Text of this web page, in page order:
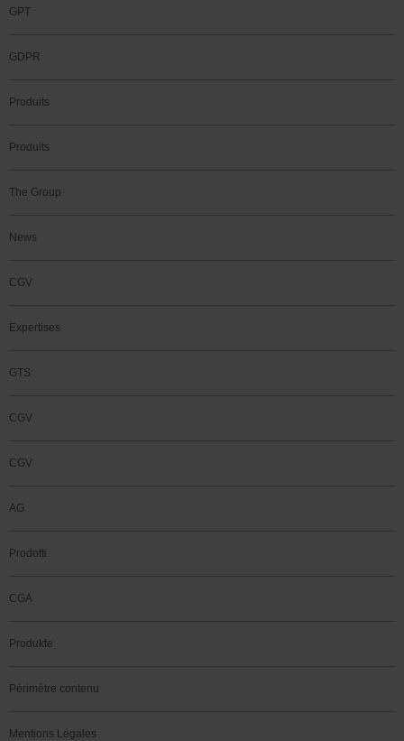
GPT
GDPR
Produits
Produits
The Group
News
CGV
Expertises
GTS
CGV
CGV
AG
Prodotti
CGA
Produkte
Périmètre contenu
Mentions Légales